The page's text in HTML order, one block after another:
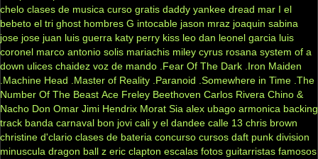
chelo clases de musica curso gratis daddy yankee dread mar I el
bebeto el tri ghost hombres G intocable jason mraz joaquin sabina
jose jose juan luis guerra katy perry kiss leo dan leonel garcia luis
coronel marco antonio solis mariachis miley cyrus rosana system of a
down ulices chaidez voz de mando .Fear Of The Dark .Iron Maiden
.Machine Head
.Master of Reality .Paranoid .Somewhere in Time .The
Number Of The Beast Ace Freley Beethoven Carlos Rivera Chino &
Nacho Don Omar Jimi Hendrix Morat Sia alex ubago armonica backing
track banda carnaval bon jovi cali y el dandee calle 13 chris brown
christine d'clario clases de bateria concurso cursos daft punk division
minuscula dragon ball z eric clapton escalas fotos guitarristas famosos